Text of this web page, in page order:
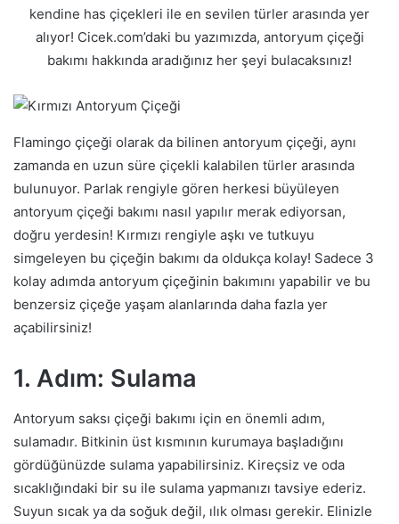
kendine has çiçekleri ile en sevilen türler arasında yer
alıyor! Cicek.com’daki bu yazımızda, antoryum çiçeği
bakımı hakkında aradığınız her şeyi bulacaksınız!
Flamingo çiçeği olarak da bilinen antoryum çiçeği, aynı
zamanda en uzun süre çiçekli kalabilen türler arasında
bulunuyor. Parlak rengiyle gören herkesi büyüleyen
antoryum çiçeği bakımı nasıl yapılır merak ediyorsan,
doğru yerdesin! Kırmızı rengiyle aşkı ve tutkuyu
simgeleyen bu çiçeğin bakımı da oldukça kolay! Sadece 3
kolay adımda antoryum çiçeğinin bakımını yapabilir ve bu
benzersiz çiçeğe yaşam alanlarında daha fazla yer
açabilirsiniz!
1. Adım: Sulama
Antoryum saksı çiçeği bakımı için en önemli adım,
sulamadır. Bitkinin üst kısmının kurumaya başladığını
gördüğünüzde sulama yapabilirsiniz. Kireçsiz ve oda
sıcaklığındaki bir su ile sulama yapmanızı tavsiye ederiz.
Suyun sıcak ya da soğuk değil, ılık olması gerekir. Elinizle